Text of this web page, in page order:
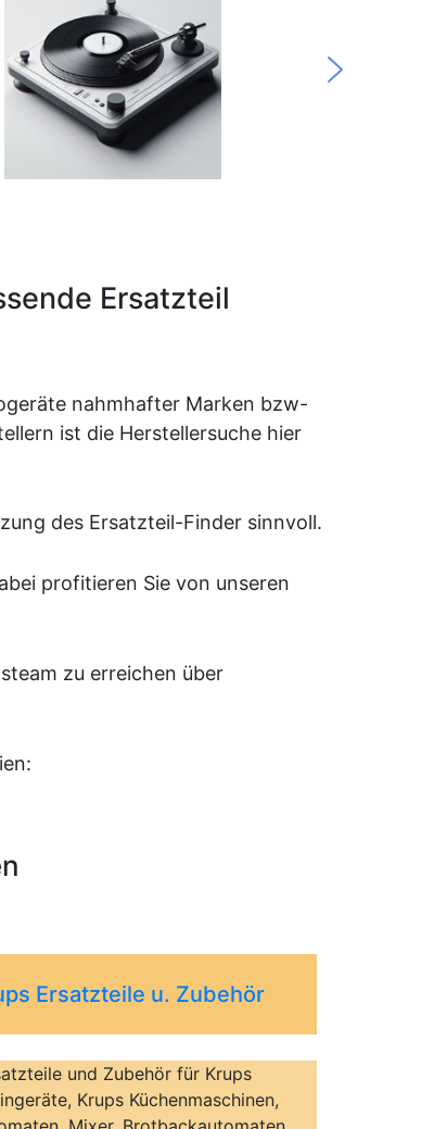
Ersatzteil
nahmhafter Marken bzw-
ist die Herstellersuche hier
des Ersatzteil-Finder sinnvoll.
profitieren Sie von unseren
zu erreichen über
Ersatzteile u. Zubehör
und Zubehör für Krups
Krups Küchenmaschinen,